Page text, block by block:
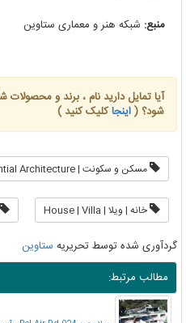
منبع: شبکه هنر و معماری ستاوین
آیا تمایل دارید نام ، برند و
شود؟ (اینجاکلیک کنید )
مسکن و سکونت | Housing and Residential Architecture
خانه | ویلا | House | Villa
گردآوری شده توسط تحریریه ستاوین
مطالب مرتبط: